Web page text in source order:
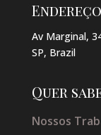
Endereço
Av Marginal,
SP, Brazil
Quer
Nossos